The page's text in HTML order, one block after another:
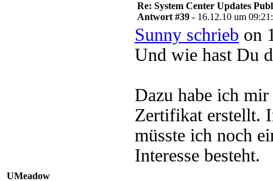
UMeadow
Re: System Center Updates
Antwort #39 - 16.12.10 um
Sunny schrieb on
Und wie hast Du
Dazu habe ich
Zertifikat erstellt.
müsste ich noch
Interesse besteht.